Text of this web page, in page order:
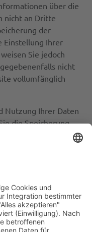
über die
nicht an Dritte
der
Einstellung Ihrer
Sie jedoch
nicht
vollumfänglich
Nutzung Ihrer Daten
die Speicherung
Fall wird in
der
zur Folge, dass
wird. Das
unserer Seite